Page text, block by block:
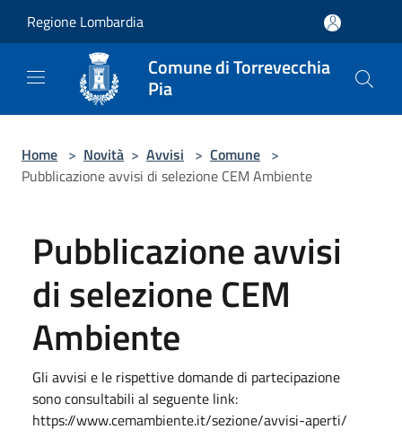
Regione Lombardia
Comune di Torrevecchia
Pia
Home > Novità > Avvisi > Comune >
Pubblicazione avvisi di selezione CEM Ambiente
Pubblicazione avvisi
di selezione CEM
Ambiente
Gli avvisi e le rispettive domande di partecipazione
sono consultabili al seguente link:
https://www.cemambiente.it/sezione/avvisi-aperti/